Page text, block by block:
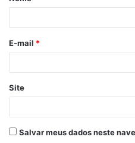
*
E-mail *
Site
Salvar meus dados neste